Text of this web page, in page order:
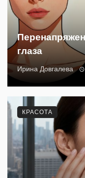
глаза
Ирина Довгалева
КРАСОТА